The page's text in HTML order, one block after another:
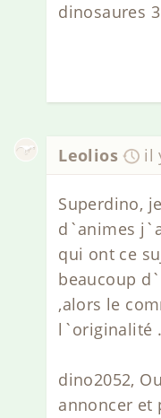
dinosaures
Leolios il
Superdino,
d`animes
qui ont ce
beaucoup
,alors le
l`originalité
dino2052,
annoncer et